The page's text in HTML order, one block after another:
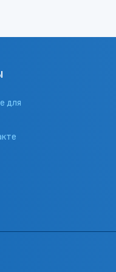
для